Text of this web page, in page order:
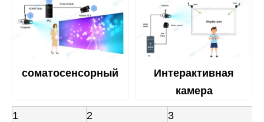
соматосенсорный
Интерактивная
камера
1 2
3